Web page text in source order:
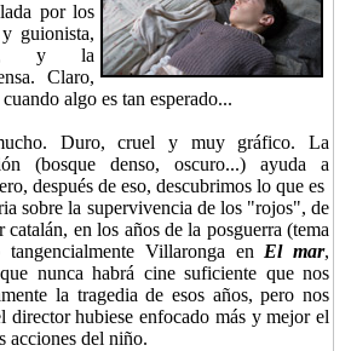
por los
guionista,
y la
Claro,
algo es tan esperado...
Duro, cruel y muy gráfico. La
(bosque denso, oscuro...) ayuda a
después de eso, descubrimos lo que es
sobre la supervivencia de los "rojos", de
en los años de la posguerra (tema
tangencialmente Villaronga enEl mar,
nunca habrá cine suficiente que nos
la tragedia de esos años, pero nos
director hubiese enfocado más y mejor el
acciones del niño.